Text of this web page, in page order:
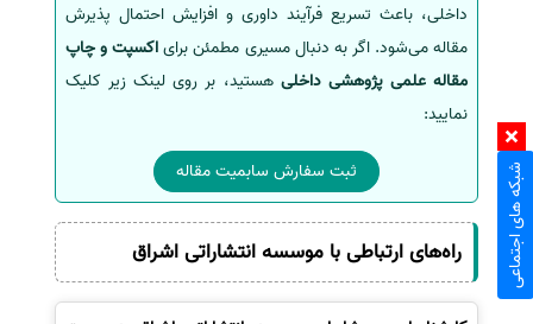
داخلی، باعث تسریع فرآیند داوری و افزایش احتمال پذیرش
مقاله می‌شود. اگر به دنبال مسیری مطمئن برایاکسپت و چاپ
مقاله علمی پژوهشی داخلی هستید، بر روی لینک زیر کلیک
نمایید:
ثبت سفارش سابمیت مقاله
راه‌های ارتباطی با موسسه انتشاراتی اشراق شبکه های اجتماعی